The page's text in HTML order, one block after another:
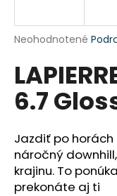
Priemerné
produktu
je
0,0
z
hviezdičiek.
Neohodnotené
6.7
Jazdiť po horách
náročný
krajinu. To
prekonáte aj ti
j
ť
?